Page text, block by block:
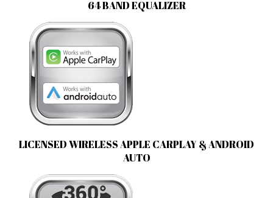
64 BAND EQUALIZER
LICENSED WIRELESS APPLE CARPLAY & ANDROID
AUTO